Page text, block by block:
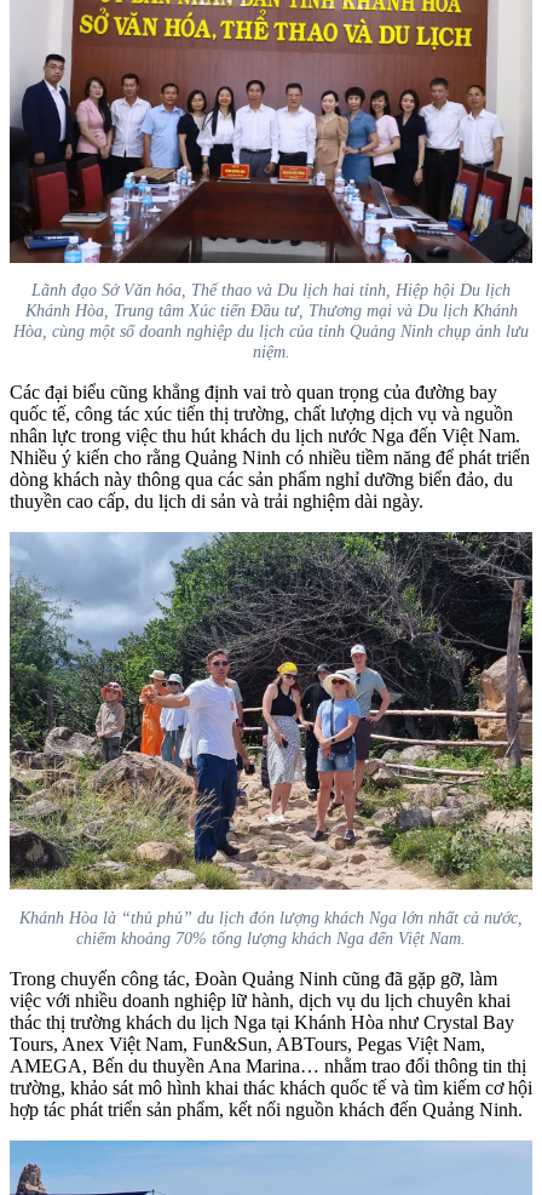
Lãnh đạo Sở Văn hóa, Thể thao và Du lịch hai tỉnh, Hiệp hội Du lịch
Khánh Hòa, Trung tâm Xúc tiến Đầu tư, Thương mại và Du lịch Khánh
Hòa, cùng một số doanh nghiệp du lịch của tỉnh Quảng Ninh chụp ảnh lưu
niệm.
Các đại biểu cũng khẳng định vai trò quan trọng của đường bay
quốc tế, công tác xúc tiến thị trường, chất lượng dịch vụ và nguồn
nhân lực trong việc thu hút khách du lịch nước Nga đến Việt Nam.
Nhiều ý kiến cho rằng Quảng Ninh có nhiều tiềm năng để phát triển
dòng khách này thông qua các sản phẩm nghỉ dưỡng biển đảo, du
thuyền cao cấp, du lịch di sản và trải nghiệm dài ngày.
Khánh Hòa là “thủ phủ” du lịch đón lượng khách Nga lớn nhất cả nước,
chiếm khoảng 70% tổng lượng khách Nga đến Việt Nam.
Trong chuyến công tác, Đoàn Quảng Ninh cũng đã gặp gỡ, làm
việc với nhiều doanh nghiệp lữ hành, dịch vụ du lịch chuyên khai
thác thị trường khách du lịch Nga tại Khánh Hòa như Crystal Bay
Tours, Anex Việt Nam, Fun&Sun, ABTours, Pegas Việt Nam,
AMEGA, Bến du thuyền Ana Marina… nhằm trao đổi thông tin thị
trường, khảo sát mô hình khai thác khách quốc tế và tìm kiếm cơ hội
hợp tác phát triển sản phẩm, kết nối nguồn khách đến Quảng Ninh.